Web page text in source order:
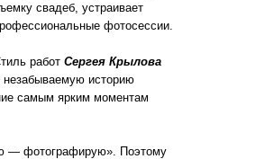
свадеб, устраивает
фотосессии.
работ Сергея Крылова
незабываемую историю
самым ярким моментам
фотографирую». Поэтому